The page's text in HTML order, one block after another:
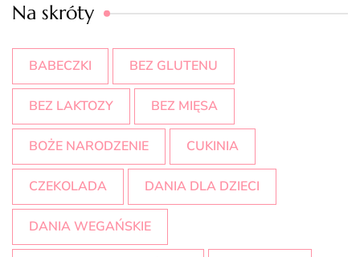
Na skróty
BABECZKI BEZ GLUTENU
BEZ LAKTOZY BEZ MIĘSA
BOŻE NARODZENIE CUKINIA
CZEKOLADA DANIA DLA DZIECI
DANIA WEGAŃSKIE